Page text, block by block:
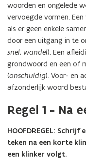
woorden en ongelede
vervoegde vormen.
als er geen enkele
door een uitgang in te
snel, wandel). Een
grondwoord en een of
(onschuldig). Voor- en
afzonderlijk woord
Regel 1 - Na
HOOFDREGEL:
teken na een korte
een klinker volgt.